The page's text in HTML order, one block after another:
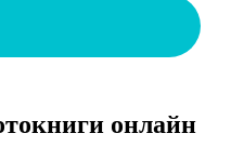
онлайн